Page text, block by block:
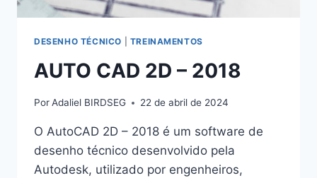
DESENHO TÉCNICO TREINAMENTOS
AUTO CAD 2D – 2018
PorAdaliel BIRDSEG 22 de abril de 2024
O AutoCAD 2D – 2018 é um software de
desenho técnico desenvolvido pela
Autodesk, utilizado por engenheiros,